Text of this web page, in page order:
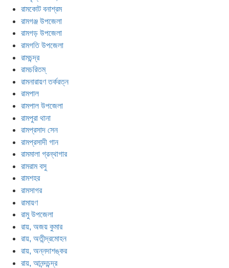
রামকোট বনাশ্রম
রামগঞ্জ উপজেলা
রামগড় উপজেলা
রামগতি উপজেলা
রামচন্দ্র
রামচরিতম্
রামনারায়ণ তর্করত্ন
রামপাল
রামপাল উপজেলা
রামপুরা থানা
রামপ্রসাদ সেন
রামপ্রসাদী গান
রামমালা গ্রন্থাগার
রামরাম বসু
রামশহর
রামসাগর
রামায়ণ
রামু উপজেলা
রায়, অজয় কুমার
রায়, অতীন্দ্রমোহন
রায়, অন্নদাশঙ্কর
রায়, আনন্দচন্দ্র